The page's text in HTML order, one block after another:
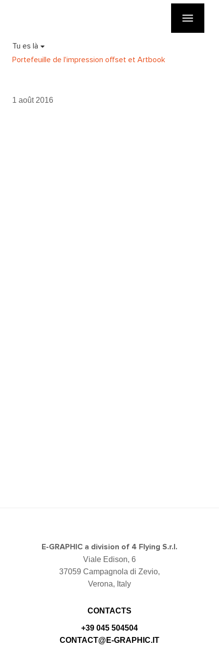
Toggle
Tu es là
Portefeuille de l'impression offset et Artbook
1 août 2016
E-GRAPHIC a division of 4 Flying S.r.l.
Viale Edison, 6
37059 Campagnola di Zevio,
Verona, Italy
CONTACTS
+39 045 504504
CONTACT@E-GRAPHIC.IT